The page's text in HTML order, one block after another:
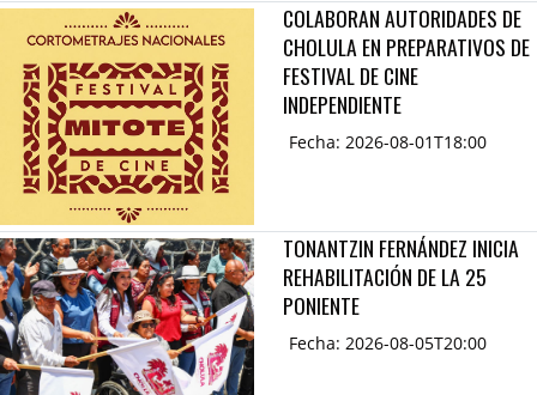
COLABORAN AUTORIDADES DE
CHOLULA EN PREPARATIVOS DE
FESTIVAL DE CINE
INDEPENDIENTE
Fecha: 2026-08-01T18:00
TONANTZIN FERNÁNDEZ INICIA
REHABILITACIÓN DE LA 25
PONIENTE
Fecha: 2026-08-05T20:00